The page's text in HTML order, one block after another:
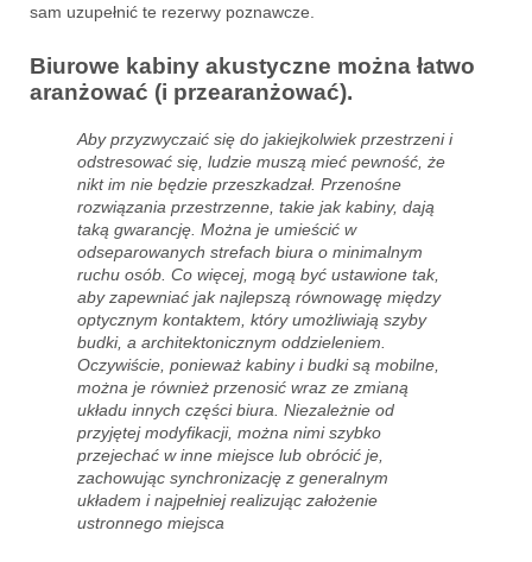
sam uzupełnić te rezerwy poznawcze.
Biurowe kabiny akustyczne można łatwo
aranżować (i przearanżować).
Aby przyzwyczaić się do jakiejkolwiek przestrzeni i
odstresować się, ludzie muszą mieć pewność, że
nikt im nie będzie przeszkadzał. Przenośne
rozwiązania przestrzenne, takie jak kabiny, dają
taką gwarancję. Można je umieścić w
odseparowanych strefach biura o minimalnym
ruchu osób. Co więcej, mogą być ustawione tak,
aby zapewniać jak najlepszą równowagę między
optycznym kontaktem, który umożliwiają szyby
budki, a architektonicznym oddzieleniem.
Oczywiście, ponieważ kabiny i budki są mobilne,
można je również przenosić wraz ze zmianą
układu innych części biura. Niezależnie od
przyjętej modyfikacji, można nimi szybko
przejechać w inne miejsce lub obrócić je,
zachowując synchronizację z generalnym
układem i najpełniej realizując założenie
ustronnego miejsca